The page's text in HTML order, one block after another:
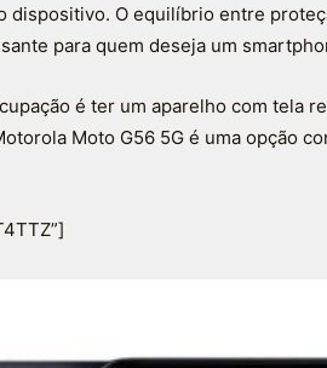
dispositivo. O equilíbrio entre
para quem deseja um
é ter um aparelho com tela
Moto G56 5G é uma opção